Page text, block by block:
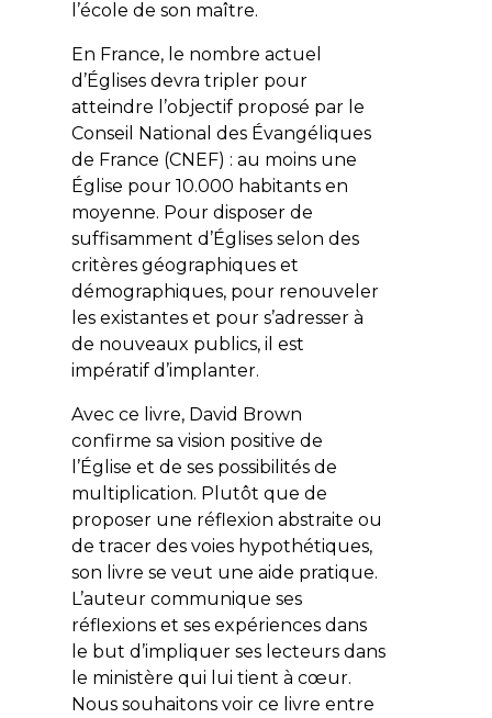
l’école de son maître.
En France, le nombre actuel
d’Églises devra tripler pour
atteindre l’objectif proposé par le
Conseil National des Évangéliques
de France (CNEF) : au moins une
Église pour 10.000 habitants en
moyenne. Pour disposer de
suffisamment d’Églises selon des
critères géographiques et
démographiques, pour renouveler
les existantes et pour s’adresser à
de nouveaux publics, il est
impératif d’implanter.
Avec ce livre, David Brown
confirme sa vision positive de
l’Église et de ses possibilités de
multiplication. Plutôt que de
proposer une réflexion abstraite ou
de tracer des voies hypothétiques,
son livre se veut une aide pratique.
L’auteur communique ses
réflexions et ses expériences dans
le but d’impliquer ses lecteurs dans
le ministère qui lui tient à cœur.
Nous souhaitons voir ce livre entre